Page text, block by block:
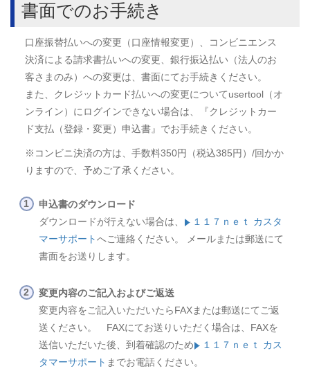
書面でのお手続き
口座振替払いへの変更（口座情報変更）、コンビニエンス
決済による請求書払いへの変更、銀行振込払い（法人のお
客さまのみ）への変更は、書面にてお手続きください。
また、クレジットカード払いへの変更についてusertool（オ
ンライン）にログインできない場合は、『クレジットカー
ド支払（登録・変更）申込書』でお手続きください。
※コンビニ決済の方は、手数料350円（税込385円）/回かか
りますので、予めご了承ください。
申込書のダウンロード
ダウンロードが行えない場合は、
１１７ｎｅｔ カスタ
マーサポートへご連絡ください。 メールまたは郵送にて
書面をお送りします。
変更内容のご記入およびご返送
変更内容をご記入いただいたらFAXまたは郵送にてご返
送ください。 FAXにてお送りいただく場合は、FAXを
送信いただいた後、到着確認のため
１１７ｎｅｔ カス
タマーサポート までお電話ください。